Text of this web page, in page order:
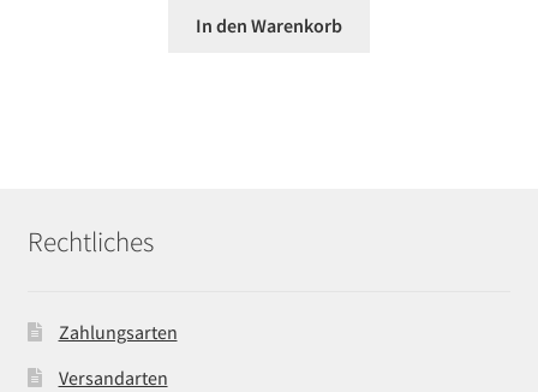
In den Warenkorb
Rechtliches
Zahlungsarten
Versandarten